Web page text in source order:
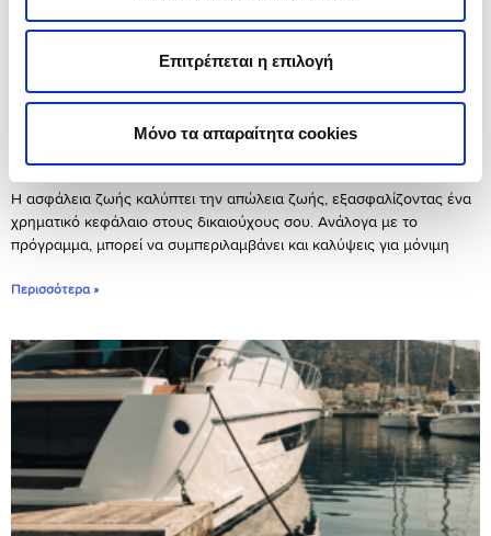
Επιτρέπεται η επιλογή
Μόνο τα απαραίτητα cookies
Ασφάλεια ζωής: Τι καλύπτει και γιατί χρειάζεται
August 3, 2026
Η ασφάλεια ζωής καλύπτει την απώλεια ζωής, εξασφαλίζοντας ένα
χρηματικό κεφάλαιο στους δικαιούχους σου. Ανάλογα με το
πρόγραμμα, μπορεί να συμπεριλαμβάνει και καλύψεις για μόνιμη
Περισσότερα »